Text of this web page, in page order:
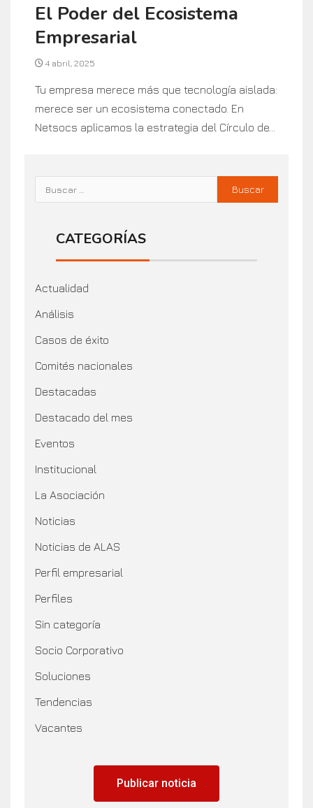
El Poder del Ecosistema
Empresarial
4 abril, 2025
Tu empresa merece más que tecnología aislada:
merece ser un ecosistema conectado. En
Netsocs aplicamos la estrategia del Círculo de...
CATEGORÍAS
Actualidad
Análisis
Casos de éxito
Comités nacionales
Destacadas
Destacado del mes
Eventos
Institucional
La Asociación
Noticias
Noticias de ALAS
Perfil empresarial
Perfiles
Sin categoría
Socio Corporativo
Soluciones
Tendencias
Vacantes
Publicar noticia